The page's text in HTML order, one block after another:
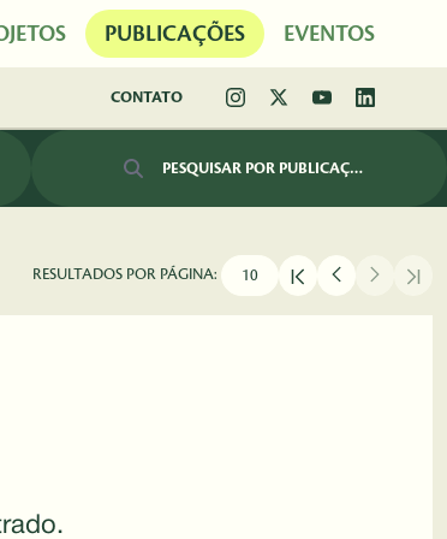
PUBLICAÇÕES EVENTOS
CONTATO
Barra de busca
RESULTADOS POR PÁGINA: